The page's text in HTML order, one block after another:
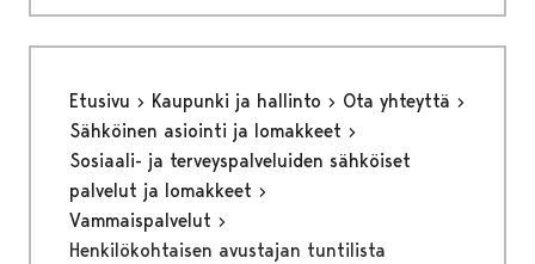
Etusivu Kaupunki ja hallinto
Ota yhteyttä
Sähköinen asiointi ja lomakkeet
Sosiaali- ja terveyspalveluiden sähköiset
palvelut ja lomakkeet
Vammaispalvelut
Henkilökohtaisen avustajan tuntilista